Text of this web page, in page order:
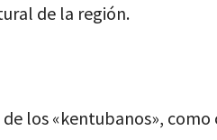
de la región.
de los «kentubanos»,